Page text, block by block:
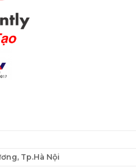
Tp.Hà Nội